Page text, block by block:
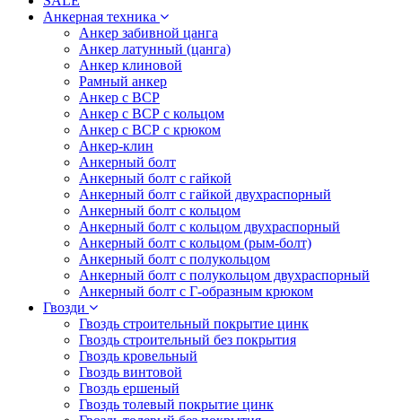
Анкерная техника
Анкер забивной цанга
Анкер латунный (цанга)
Анкер клиновой
Рамный анкер
Анкер с ВСР
Анкер с ВСР с кольцом
Анкер с ВСР с крюком
Анкер-клин
Анкерный болт
Анкерный болт с гайкой
Анкерный болт с гайкой двухраспорный
Анкерный болт с кольцом
Анкерный болт с кольцом двухраспорный
Анкерный болт с кольцом (рым-болт)
Анкерный болт с полукольцом
Анкерный болт с полукольцом двухраспорный
Анкерный болт с Г-образным крюком
Гвозди
Гвоздь строительный покрытие цинк
Гвоздь строительный без покрытия
Гвоздь кровельный
Гвоздь винтовой
Гвоздь ершеный
Гвоздь толевый покрытие цинк